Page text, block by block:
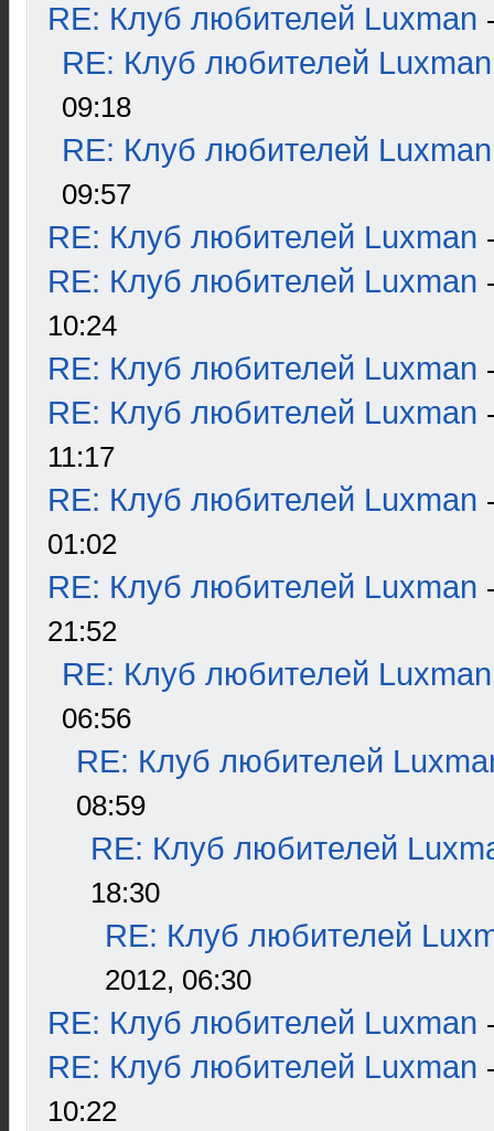
RE: Клуб любителей Luxman
RE: Клуб любителей Luxman
09:18
RE: Клуб любителей Luxman
09:57
RE: Клуб любителей Luxman
RE: Клуб любителей Luxman
10:24
RE: Клуб любителей Luxman
RE: Клуб любителей Luxman
11:17
RE: Клуб любителей Luxman
01:02
RE: Клуб любителей Luxman
21:52
RE: Клуб любителей Luxman
06:56
RE: Клуб любителей
08:59
RE: Клуб любителей
18:30
RE: Клуб любителей
2012, 06:30
RE: Клуб любителей Luxman
RE: Клуб любителей Luxman
10:22